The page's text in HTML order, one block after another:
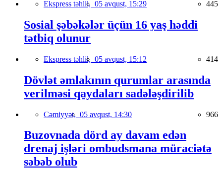
Ekspress təhlil, 05 avqust, 15:29 445
Sosial şəbəkələr üçün 16 yaş həddi
tətbiq olunur
Ekspress təhlil, 05 avqust, 15:12 414
Dövlət əmlakının qurumlar arasında
verilməsi qaydaları sadələşdirilib
Cəmiyyət, 05 avqust, 14:30 966
Buzovnada dörd ay davam edən
drenaj işləri ombudsmana müraciətə
səbəb olub